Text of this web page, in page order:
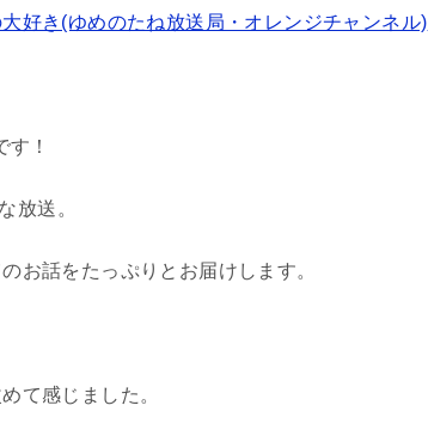
き(ゆめのたね放送局・オレンジチャンネル)
！
放送。
お話をたっぷりとお届けします。
て感じました。